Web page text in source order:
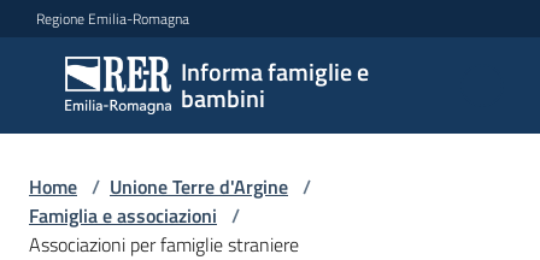
Vai al contenuto
Vai alla navigazione
Vai al footer
Regione Emilia-Romagna
Informa famiglie e
bambini
Informa
famiglie
e
bambini
Home / Unione Terre d'Argine /
Famiglia e associazioni /
Associazioni per famiglie straniere